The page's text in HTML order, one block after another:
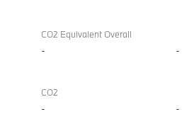
CO2 Equivalent Overall
- -
CO2
- -